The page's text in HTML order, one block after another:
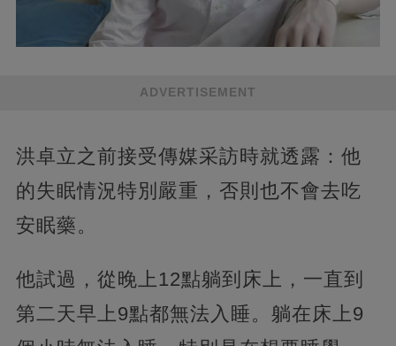
ADVERTISEMENT
洪卓立之前接受傳媒采訪時就透露：他
的失眠情況特別嚴重，否則也不會去吃
安眠藥。
他試過，從晚上12點躺到床上，一直到
第二天早上9點都無法入睡。躺在床上9